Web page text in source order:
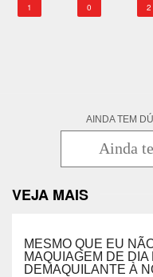
1 0 2
AINDA TEM
VEJA MAIS
MESMO QUE EU
MAQUIAGEM DE
DEMAQUILANTE À